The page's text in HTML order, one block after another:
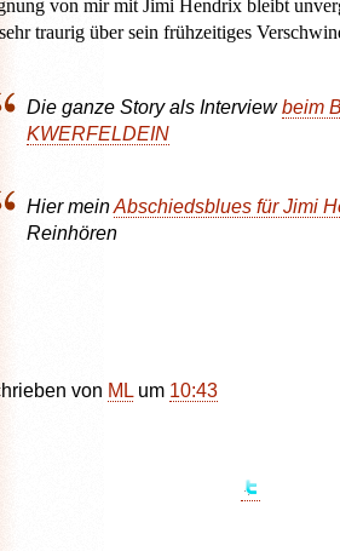
von mir mit Jimi Hendrix bleibt
traurig über sein frühzeitiges
Die ganze Story als Interviewbeim
KWERFELDEIN
Hier meinAbschiedsblues für Jimi
Reinhören
von ML um 10:43